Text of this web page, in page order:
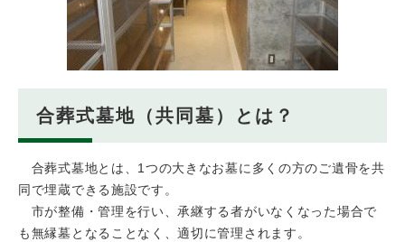
合葬式墓地（共同墓）とは？
合葬式墓地とは、1つの大きなお墓に多くの方のご遺骨を共
同で埋蔵できる施設です。
市が整備・管理を行い、承継する者がいなくなった場合で
も無縁墓となることなく、適切に管理されます。